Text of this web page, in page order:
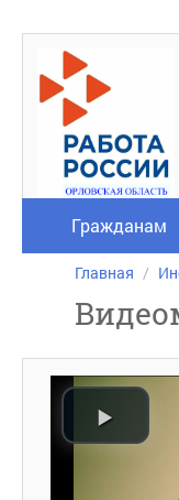
Гражданам
Главная